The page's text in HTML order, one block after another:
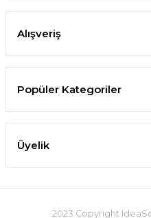
Alışveriş
Popüler Kategoriler
Üyelik
2023 Copyright